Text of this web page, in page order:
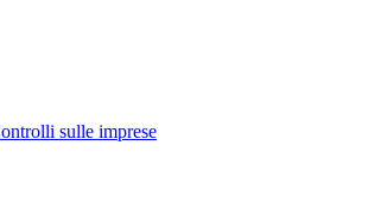
sulle imprese